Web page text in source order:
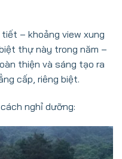
– khoảng view xung
thự này trong năm –
thiện và sáng tạo ra
cấp, riêng biệt.
nghỉ dưỡng: